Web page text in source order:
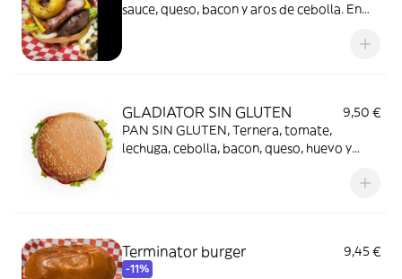
sauce, queso, bacon y aros de cebolla. En
refresco en COMENTARIOS o ALERGIAS
GLADIATOR SIN GLUTEN
9,50 €
PAN SIN GLUTEN, Ternera, tomate,
lechuga, cebolla, bacon, queso, huevo y
CONTAMINACION AMBIENTAL O
CRUZADA
Terminator burger
-11%
9,45 €